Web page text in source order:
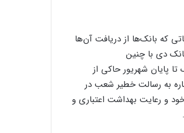
که بانک‌ها از دریافت آن‌ها
دی با چنین
پایان شهریور حاکی از
به رسالت خطیر شعب در
و رعایت بهداشت اعتباری و